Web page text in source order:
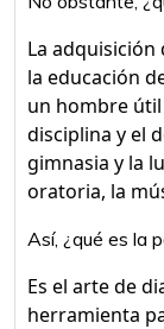
La adquisición
la educación
un hombre
disciplina y el
gimnasia y la
oratoria, la
Así, ¿qué es la
Es el arte de
herramienta